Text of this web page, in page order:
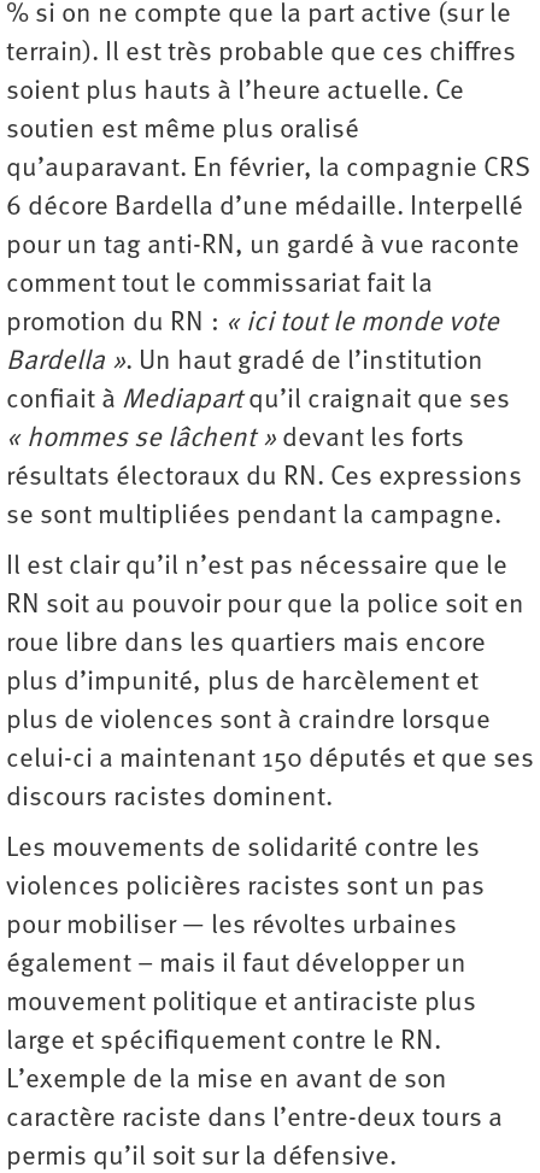
% si on ne compte que la part active (sur le
terrain). Il est très probable que ces chiffres
soient plus hauts à l’heure actuelle. Ce
soutien est même plus oralisé
qu’auparavant. En février, la compagnie CRS
6 décore Bardella d’une médaille. Interpellé
pour un tag anti-RN, un gardé à vue raconte
comment tout le commissariat fait la
promotion du RN : « ici tout le monde vote
Bardella ». Un haut gradé de l’institution
confiait à Mediapartqu’il craignait que ses
« hommes se lâchent » devant les forts
résultats électoraux du RN. Ces expressions
se sont multipliées pendant la campagne.
Il est clair qu’il n’est pas nécessaire que le
RN soit au pouvoir pour que la police soit en
roue libre dans les quartiers mais encore
plus d’impunité, plus de harcèlement et
plus de violences sont à craindre lorsque
celui-ci a maintenant 150 députés et que ses
discours racistes dominent.
Les mouvements de solidarité contre les
violences policières racistes sont un pas
pour mobiliser — les révoltes urbaines
également – mais il faut développer un
mouvement politique et antiraciste plus
large et spécifiquement contre le RN.
L’exemple de la mise en avant de son
caractère raciste dans l’entre-deux tours a
permis qu’il soit sur la défensive.